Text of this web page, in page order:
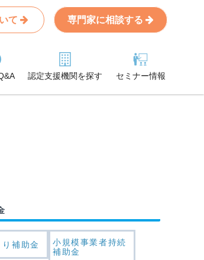
て 専門家に相談する
認定支援機関を探す セミナー情報
事を探す
り補助金
小規模事業者持続
補助金